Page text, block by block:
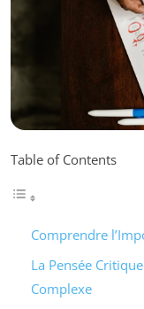
Table of Contents
Comprendre
La Pensée
Complexe